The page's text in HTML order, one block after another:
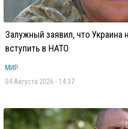
Залужный заявил, что Украина
вступить в НАТО
МИР
04 Августа 2026 - 14:37